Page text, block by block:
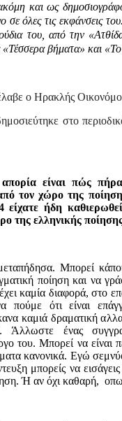
και ως
σε όλες τις εκφάνσεις
του, από την
«Τέσσερα βήματα» και
ο Ηρακλής
στο
είναι πώς
τον χώρο της
είχατε ήδη
της ελληνικής
Μπορεί
ποίηση και να
έχει καμία διαφορά, στο
πούμε ότι είναι
καμιά δραματική
Άλλωστε ένας
του. Μπορεί να είναι
κανονικά. Εγώ
μπορείς να
Ή αν όχι καθαρή,